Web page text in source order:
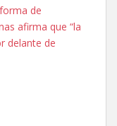
tiene miedo a la
de
afirma que “la
delante de